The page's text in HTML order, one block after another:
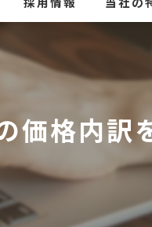
駐車場
作業員
正社員
価格内訳